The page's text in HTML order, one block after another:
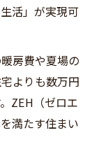
活」が実現可
房費や夏場の
よりも数万円
ZEH（ゼロエ
満たす住まい